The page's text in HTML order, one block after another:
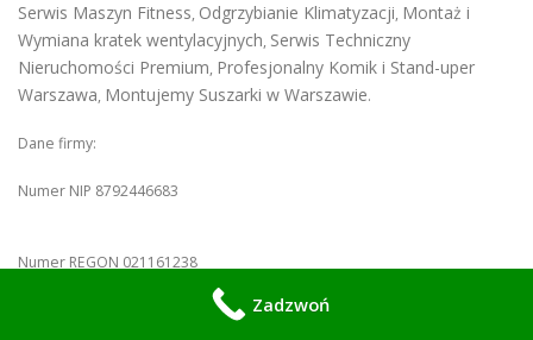
Serwis Maszyn Fitness, Odgrzybianie Klimatyzacji, Montaż i
Wymiana kratek wentylacyjnych, Serwis Techniczny
Nieruchomości Premium, Profesjonalny Komik i Stand-uper
Warszawa, Montujemy Suszarki w Warszawie.
Dane firmy:
Numer NIP 8792446683
Numer REGON 021161238
Zadzwoń